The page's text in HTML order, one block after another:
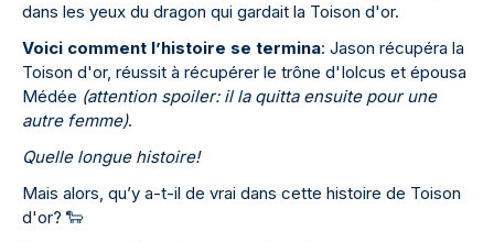
dans les yeux du dragon qui gardait la Toison d'or.
Voici comment l’histoire se termina: Jason récupéra la
Toison d'or, réussit à récupérer le trône d'Iolcus et épousa
Médée (attention spoiler: il la quitta ensuite pour une
autre femme).
Quelle longue histoire!
Mais alors, qu’y a-t-il de vrai dans cette histoire de Toison
d'or? 🐑